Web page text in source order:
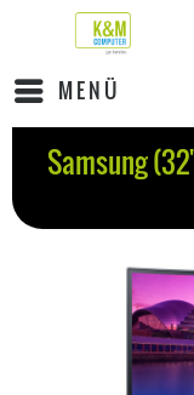
MENÜ
Samsung